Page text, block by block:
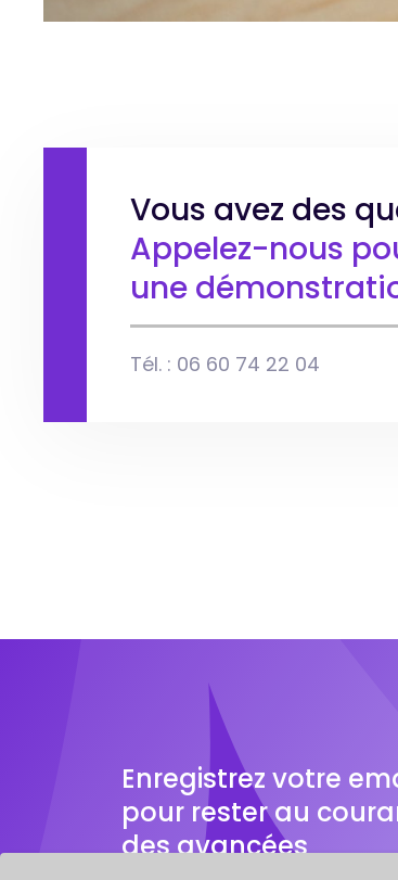
Vous avez des
Appelez-nous
une
Tél. : 06 60 74 22 04
Enregistrez votre
pour rester au
des avancées